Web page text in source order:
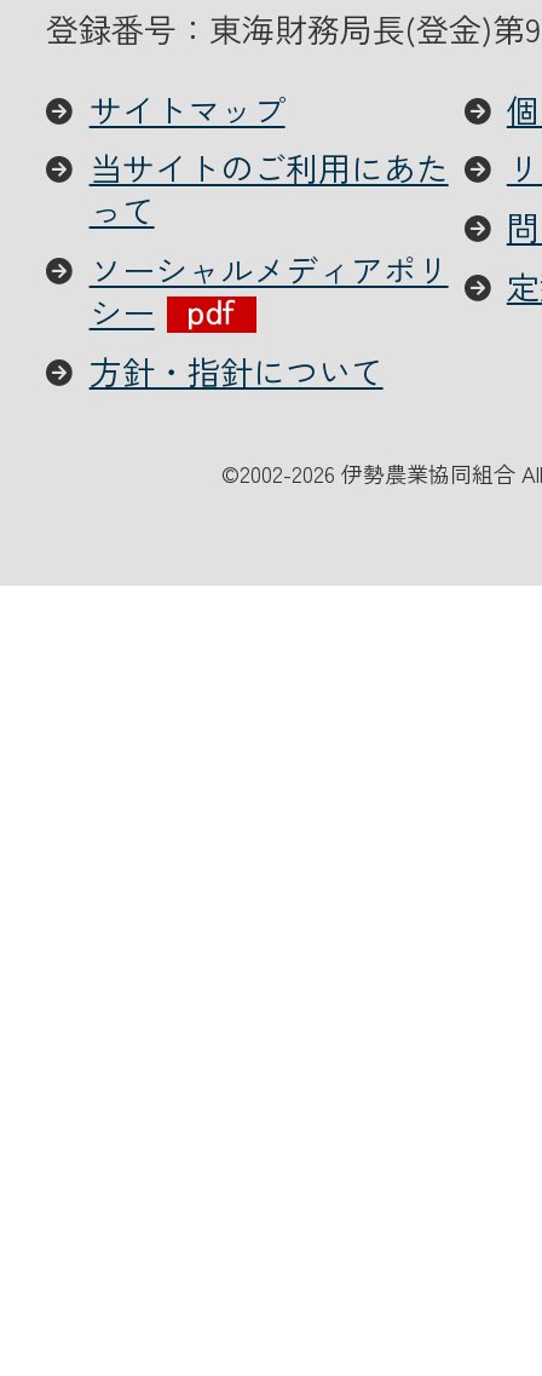
登録番号：東海財務局長(登金)第
サイトマップ
当サイトのご利用にあた
って
ソーシャルメディアポリ
シー
方針・指針について
©2002-2026 伊勢農業協同組合